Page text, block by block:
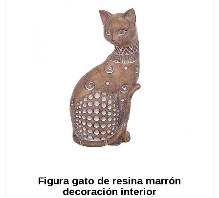
Figura gato de resina marrón
decoración interior